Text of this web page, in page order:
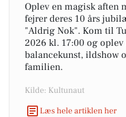
Oplev en magisk aften
fejrer deres 10 års
"Aldrig Nok". Kom til
2026 kl. 17:00 og
balancekunst, ildshow
familien.
Kilde: Kultunaut
Læs hele artiklen her